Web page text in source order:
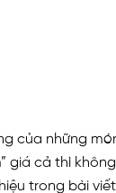
của những
giá cả thì không
trong bài viết